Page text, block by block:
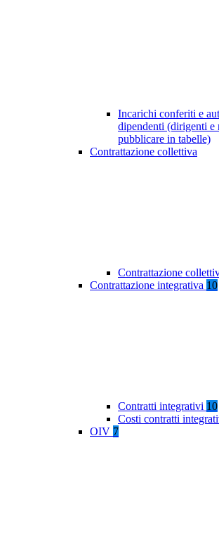
Incarichi conferiti e
dipendenti (dirigenti e
pubblicare in tabelle)
Contrattazione collettiva
Contrattazione
Contrattazione integrativa 10
Contratti integrativi 10
Costi contratti
OIV 7